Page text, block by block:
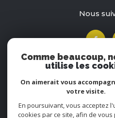
nous
Comme beaucoup,
utilise les
On aimerait vous
votre visite.
En poursuivant, vous acceptez
cookies par ce site, afin de